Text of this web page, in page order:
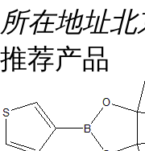
所在地址北
推荐产品